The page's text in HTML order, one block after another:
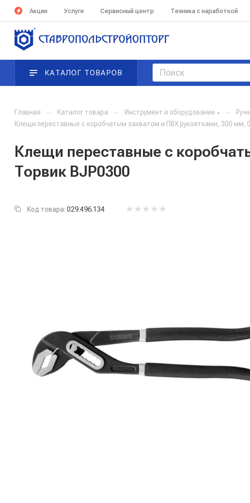
Акции Услуги Сервисный центр Техника с наработкой
КАТАЛОГ ТОВАРОВ
Главная — Каталог товара — Инструмент и оборудование —
Клещи переставные с коробчатым захватом и ПВХ рукоятками, 300 мм,
Клещи переставные с
Торвик BJP0300
Код товара: 029.496.134